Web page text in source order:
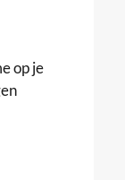
op je